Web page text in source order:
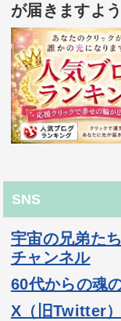
が届きますよ
SNS
宇宙の兄弟た
チャンネル
60代からの魂
X（旧Twitter）